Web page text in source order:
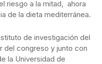
riesgo a la mitad, ahora
de la dieta mediterránea.
de investigación del
del congreso y junto con
la Universidad de